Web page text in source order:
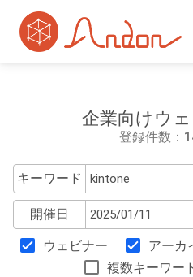
企業向けウ
登録件数：
キーワード
開催日
ウェビナー アーカ
複数キーワー